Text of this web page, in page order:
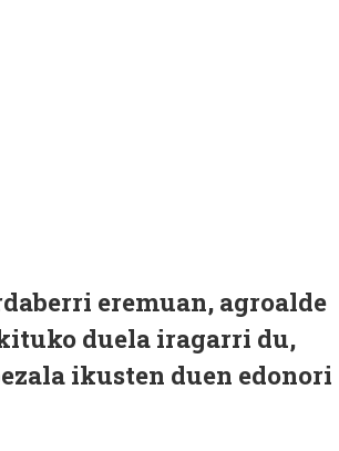
eremuan, agroalde
duela iragarri du,
ikusten duen edonori